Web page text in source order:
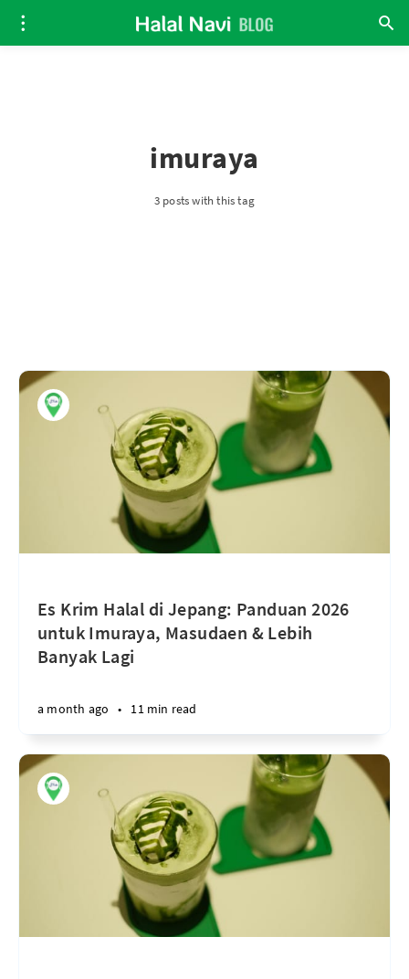
imuraya
3 posts with this tag
Es Krim Halal di Jepang: Panduan 2026
untuk Imuraya, Masudaen & Lebih
Banyak Lagi
a month ago • 11 min read